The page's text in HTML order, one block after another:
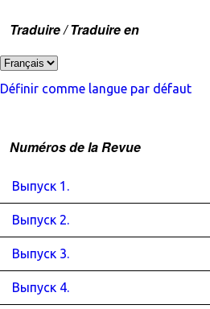
Traduire / Traduire en
Définir comme langue par défaut
Numéros de la Revue
Выпуск 1.
Выпуск 2.
Выпуск 3.
Выпуск 4.